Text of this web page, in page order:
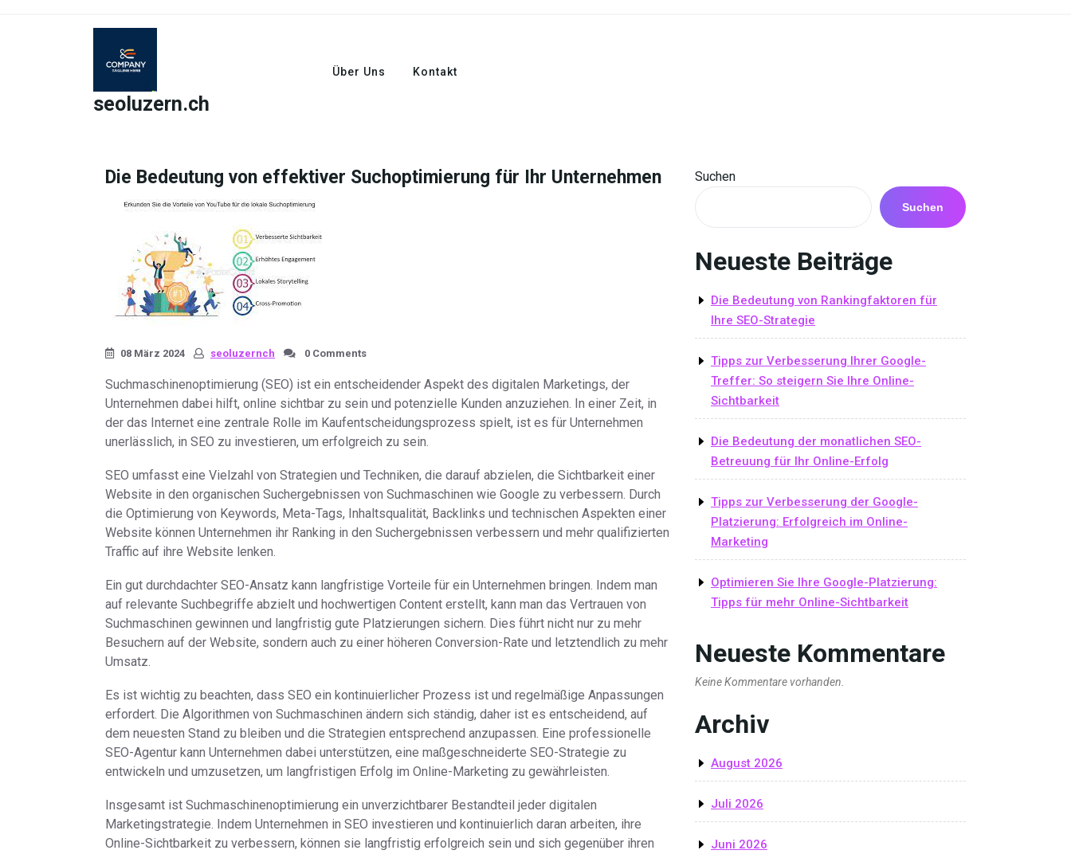
seoluzern.ch
Über Uns Kontakt
Die Bedeutung von effektiver Suchoptimierung für Ihr Unternehmen
08 März 2024 seoluzernch 0 Comments
Suchmaschinenoptimierung (SEO) ist ein entscheidender Aspekt des digitalen Marketings, der
Unternehmen dabei hilft, online sichtbar zu sein und potenzielle Kunden anzuziehen. In einer Zeit, in
der das Internet eine zentrale Rolle im Kaufentscheidungsprozess spielt, ist es für Unternehmen
unerlässlich, in SEO zu investieren, um erfolgreich zu sein.
SEO umfasst eine Vielzahl von Strategien und Techniken, die darauf abzielen, die Sichtbarkeit einer
Website in den organischen Suchergebnissen von Suchmaschinen wie Google zu verbessern. Durch
die Optimierung von Keywords, Meta-Tags, Inhaltsqualität, Backlinks und technischen Aspekten einer
Website können Unternehmen ihr Ranking in den Suchergebnissen verbessern und mehr qualifizierten
Traffic auf ihre Website lenken.
Ein gut durchdachter SEO-Ansatz kann langfristige Vorteile für ein Unternehmen bringen. Indem man
auf relevante Suchbegriffe abzielt und hochwertigen Content erstellt, kann man das Vertrauen von
Suchmaschinen gewinnen und langfristig gute Platzierungen sichern. Dies führt nicht nur zu mehr
Besuchern auf der Website, sondern auch zu einer höheren Conversion-Rate und letztendlich zu mehr
Umsatz.
Es ist wichtig zu beachten, dass SEO ein kontinuierlicher Prozess ist und regelmäßige Anpassungen
erfordert. Die Algorithmen von Suchmaschinen ändern sich ständig, daher ist es entscheidend, auf
dem neuesten Stand zu bleiben und die Strategien entsprechend anzupassen. Eine professionelle
SEO-Agentur kann Unternehmen dabei unterstützen, eine maßgeschneiderte SEO-Strategie zu
entwickeln und umzusetzen, um langfristigen Erfolg im Online-Marketing zu gewährleisten.
Insgesamt ist Suchmaschinenoptimierung ein unverzichtbarer Bestandteil jeder digitalen
Marketingstrategie. Indem Unternehmen in SEO investieren und kontinuierlich daran arbeiten, ihre
Online-Sichtbarkeit zu verbessern, können sie langfristig erfolgreich sein und sich gegenüber ihren
Suchen
Suchen
Neueste Beiträge
Die Bedeutung von Rankingfaktoren für
Ihre SEO-Strategie
Tipps zur Verbesserung Ihrer Google-
Treffer: So steigern Sie Ihre Online-
Sichtbarkeit
Die Bedeutung der monatlichen SEO-
Betreuung für Ihr Online-Erfolg
Tipps zur Verbesserung der Google-
Platzierung: Erfolgreich im Online-
Marketing
Optimieren Sie Ihre Google-Platzierung:
Tipps für mehr Online-Sichtbarkeit
Neueste Kommentare
Keine Kommentare vorhanden.
Archiv
August 2026
Juli 2026
Juni 2026